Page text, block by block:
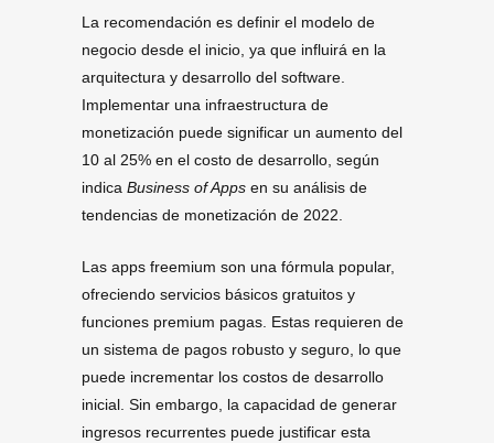
La recomendación es definir el modelo de
negocio desde el inicio, ya que influirá en la
arquitectura y desarrollo del software.
Implementar una infraestructura de
monetización puede significar un aumento del
10 al 25% en el costo de desarrollo, según
indica Business of Apps en su análisis de
tendencias de monetización de 2022.
Las apps freemium son una fórmula popular,
ofreciendo servicios básicos gratuitos y
funciones premium pagas. Estas requieren de
un sistema de pagos robusto y seguro, lo que
puede incrementar los costos de desarrollo
inicial. Sin embargo, la capacidad de generar
ingresos recurrentes puede justificar esta